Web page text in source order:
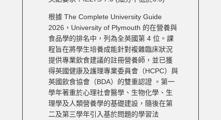
根據 The Complete University Guide
2026，University of Plymouth 的在營養與
食品學的排名中，列為全英國第 4 位。 課
程旨在將學生培養成能針對複雜臨床狀況
提供專業飲食建議的註冊營養師，並已獲
得英國健康及護理專業委員會（HCPC）與
英國飲食協會（BDA）的雙重認證 。第一
學年著重於心理社會醫學、生物化學、生
理學及人類營養學的基礎建設，隨後在第
二及第三學年引入基於問題的學習法